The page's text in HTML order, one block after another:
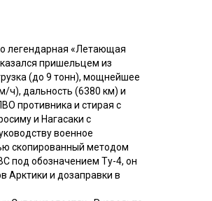
легендарная «Летающая
пришельцем из
(до 9 тонн), мощнейшее
ч), дальность (6380 км) и
противника и стирая с
и Нагасаки с
военное
скопированный методом
под обозначением Ту-4, он
Арктики и дозаправки в